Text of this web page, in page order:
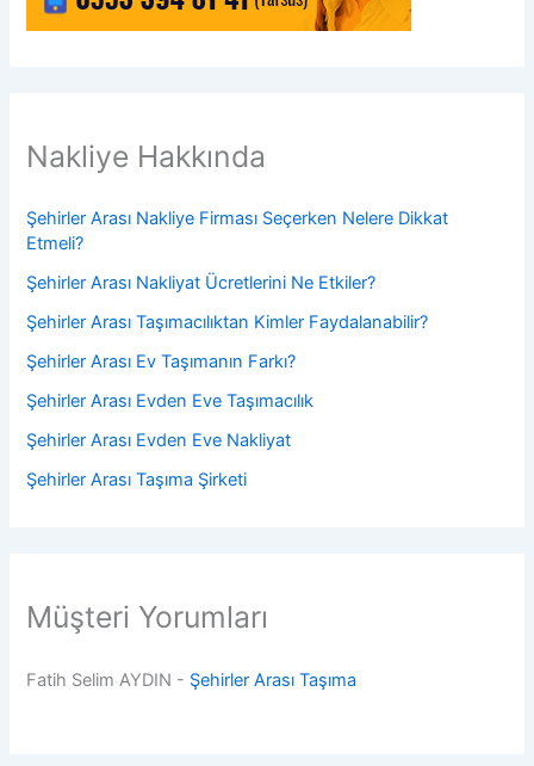
Nakliye Hakkında
Şehirler Arası Nakliye Firması Seçerken Nelere Dikkat
Etmeli?
Şehirler Arası Nakliyat Ücretlerini Ne Etkiler?
Şehirler Arası Taşımacılıktan Kimler Faydalanabilir?
Şehirler Arası Ev Taşımanın Farkı?
Şehirler Arası Evden Eve Taşımacılık
Şehirler Arası Evden Eve Nakliyat
Şehirler Arası Taşıma Şirketi
Müşteri Yorumları
Fatih Selim AYDIN - Şehirler Arası Taşıma